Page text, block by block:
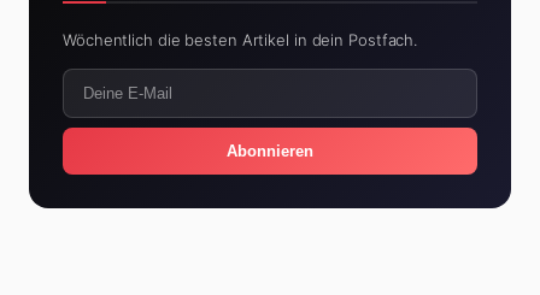
Wöchentlich die besten Artikel in dein Postfach.
Abonnieren